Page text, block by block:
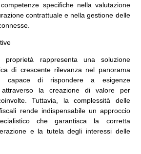
specifiche nella valutazione
contrattuale e nella gestione delle
proprietà rappresenta una soluzione
di crescente rilevanza nel panorama
capace di rispondere a esigenze
attraverso la creazione di valore per
Tuttavia, la complessità delle
rende indispensabile un approccio
che garantisca la corretta
e la tutela degli interessi delle